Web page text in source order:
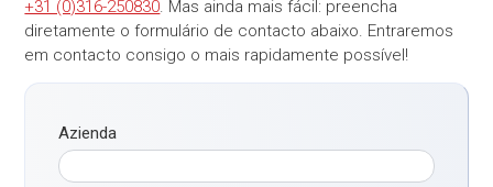
+31 (0)316-250830. Mas ainda mais fácil: preencha
diretamente o formulário de contacto abaixo. Entraremos
em contacto consigo o mais rapidamente possível!
Azienda